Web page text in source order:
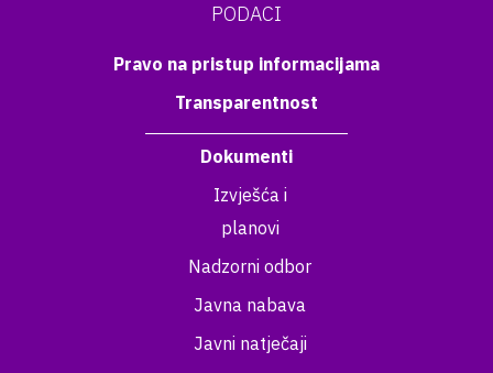
PODACI
Pravo na pristup informacijama
Transparentnost
Dokumenti
Izvješća i
planovi
Nadzorni odbor
Javna nabava
Javni natječaji